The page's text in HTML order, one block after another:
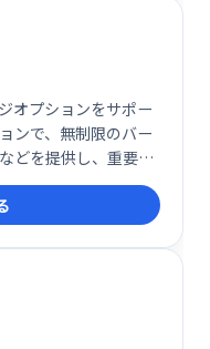
オプションをサポー
ンで、無制限のバー
どを提供し、重要な